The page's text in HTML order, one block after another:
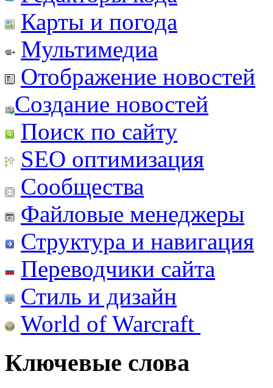
Карты и погода
Мультимедиа
Отображение новостей
Создание новостей
Поиск по сайту
SEO оптимизация
Сообщества
Файловые менеджеры
Структура и навигация
Переводчики сайта
Стиль и дизайн
World of Warcraft
Ключевые слова